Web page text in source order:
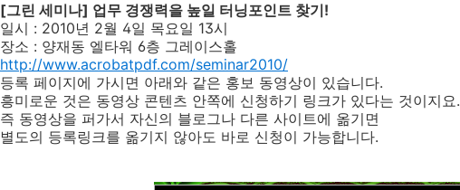
[그린 세미나] 업무 경쟁력을 높일 터닝포인트 찾기!
일시 : 2010년 2월 4일 목요일 13시
장소 : 양재동 엘타워 6층 그레이스홀
http://www.acrobatpdf.com/seminar2010/
등록 페이지에 가시면 아래와 같은 홍보 동영상이 있습니다.
흥미로운 것은 동영상 콘텐츠 안쪽에 신청하기 링크가 있다는 것이지요.
즉 동영상을 퍼가서 자신의 블로그나 다른 사이트에 옮기면
별도의 등록링크를 옮기지 않아도 바로 신청이 가능합니다.